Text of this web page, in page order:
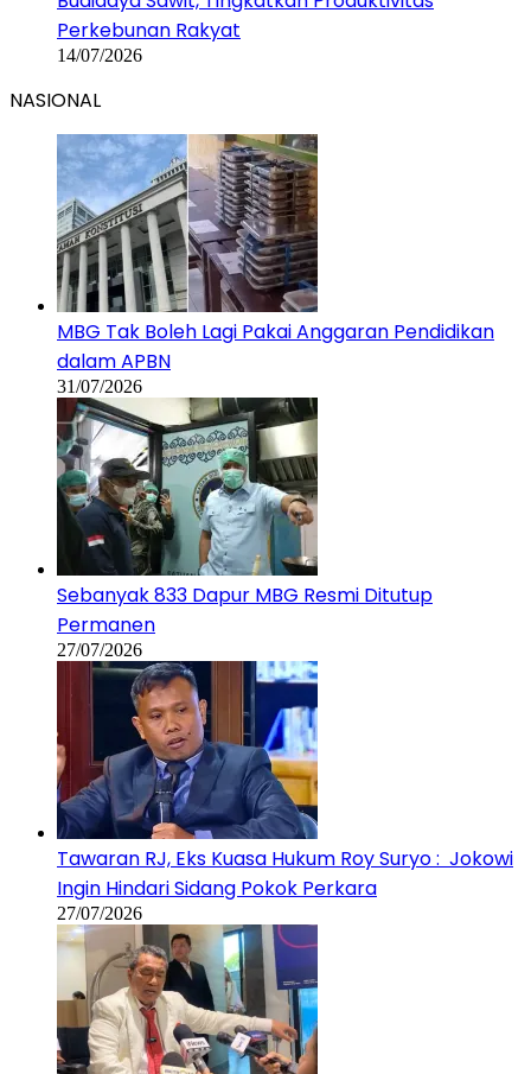
Perkebunan Rakyat
14/07/2026
NASIONAL
MBG Tak Boleh Lagi Pakai Anggaran Pendidikan
dalam APBN
31/07/2026
Sebanyak 833 Dapur MBG Resmi Ditutup
Permanen
27/07/2026
Tawaran RJ, Eks Kuasa Hukum Roy Suryo : Jokowi
Ingin Hindari Sidang Pokok Perkara
27/07/2026